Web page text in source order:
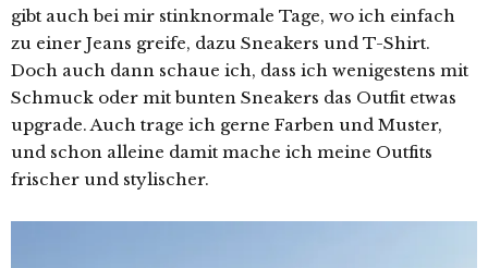
gibt auch bei mir stinknormale Tage, wo ich einfach
zu einer Jeans greife, dazu Sneakers und T-Shirt.
Doch auch dann schaue ich, dass ich wenigestens mit
Schmuck oder mit bunten Sneakers das Outfit etwas
upgrade. Auch trage ich gerne Farben und Muster,
und schon alleine damit mache ich meine Outfits
frischer und stylischer.